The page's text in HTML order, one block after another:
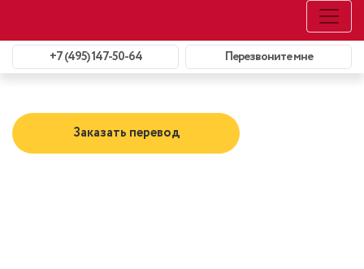
+7 (495) 147-50-64 Перезвоните мне
Заказать перевод